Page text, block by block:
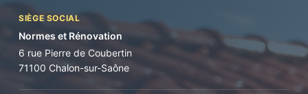
SIÈGE SOCIAL
Normes et Rénovation
6 rue Pierre de Coubertin
71100 Chalon-sur-Saône